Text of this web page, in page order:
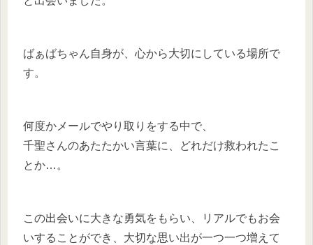
ばぁばちゃん自身が、心から大切にしている場所で
す。
何度かメールでやり取りをする中で、
千聖さんのあたたかい言葉に、どれだけ救われたこ
とか…。
この出会いに大きな勇気をもらい、リアルでもお会
いすることができ、大切な思い出が一つ一つ増えて